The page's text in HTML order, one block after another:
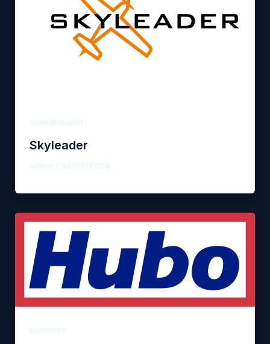
standhouder
Skyleader
admin / 02/08/2026
partners